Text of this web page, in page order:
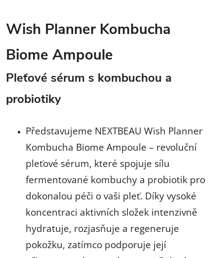
Wish Planner Kombucha
Biome Ampoule
Pleťové sérum s kombuchou a
probiotiky
Představujeme NEXTBEAU Wish Planner
Kombucha Biome Ampoule – revoluční
pleťové sérum, které spojuje sílu
fermentované kombuchy a probiotik pro
dokonalou péči o vaši pleť. Díky vysoké
koncentraci aktivních složek intenzivně
hydratuje, rozjasňuje a regeneruje
pokožku, zatímco podporuje její